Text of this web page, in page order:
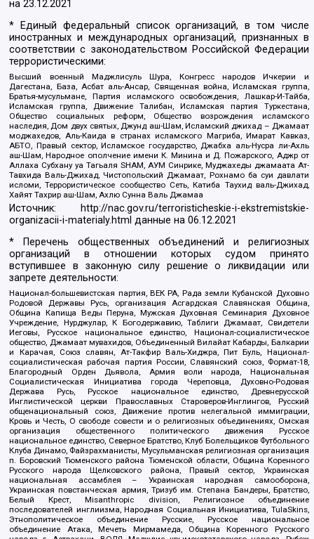
на23.12.2021
* Единый федеральный список организаций, в том числе
иностранных и международных организаций, признанных в
соответствии с законодательством Российской Федерации
террористическими:
Высший военный Маджлисуль Шура, Конгресс народов Ичкерии и
Дагестана, База, Асбат аль-Ансар, Священная война, Исламская группа,
Братья-мусульмане, Партия исламского освобождения, Лашкар-И-Тайба,
Исламская группа, Движение Талибан, Исламская партия Туркестана,
Общество социальных реформ, Общество возрождения исламского
наследия, Дом двух святых, Джунд аш-Шам, Исламский джихад – Джамаат
моджахедов, Аль-Каида в странах исламского Магриба, Имарат Кавказ,
АБТО, Правый сектор, Исламское государство, Джабха аль-Нусра ли-Ахль
аш-Шам, Народное ополчение имени К. Минина и Д. Пожарского, Аджр от
Аллаха Субхану уа Тагьаля SHAM, АУМ Синрике, Муджахеды джамаата Ат-
Тавхида Валь-Джихад, Чистопольский Джамаат, Рохнамо ба суи давлати
исломи, Террористическое сообщество Сеть, Катиба Таухид валь-Джихад,
Хайят Тахрир аш-Шам, Ахлю Сунна Валь Джамаа
Источник:
http://nac.gov.ru/terroristicheskie-i-ekstremistskie-
organizacii-i-materialy.html данные на06.12.2021
* Перечень общественных объединений и религиозных
организаций в отношении которых судом принято
вступившее в законную силу решение о ликвидации или
запрете деятельности:
Национал-большевистская партия, ВЕК РА, Рада земли Кубанской Духовно
Родовой Державы Русь, организация Асгардская Славянская Община,
Община Капища Веды Перуна, Мужская Духовная Семинария Духовное
Учреждение, Нурджулар, К Богодержавию, Таблиги Джамаат, Свидетели
Иеговы, Русское национальное единство, Национал-социалистическое
общество, Джамаат мувахидов, Объединенный Вилайат Кабарды, Балкарии
и Карачая, Союз славян, Ат-Такфир Валь-Хиджра, Пит Буль, Национал-
социалистическая рабочая партия России, Славянский союз, Формат-18,
Благородный Орден Дьявола, Армия воли народа, Национальная
Социалистическая Инициатива города Череповца, Духовно-Родовая
Держава Русь, Русское национальное единство, Древнерусской
Инглистической церкви Православных Староверов-Инглингов, Русский
общенациональный союз, Движение против нелегальной иммиграции,
Кровь и Честь, О свободе совести и о религиозных объединениях, Омская
организация общественного политического движения Русское
национальное единство, Северное Братство, Клуб Болельщиков Футбольного
Клуба Динамо, Файзрахманисты, Мусульманская религиозная организация
п. Боровский Тюменского района Тюменской области, Община Коренного
Русского народа Щелковского района, Правый сектор, Украинская
национальная ассамблея – Украинская народная самооборона,
Украинская повстанческая армия, Тризуб им. Степана Бандеры, Братство,
Белый Крест, Misanthropic division, Религиозное объединение
последователей инглиизма, Народная Социальная Инициатива, TulaSkins,
Этнополитическое объединение Русские, Русское национальное
объединение Атака, Мечеть Мирмамеда, Община Коренного Русского